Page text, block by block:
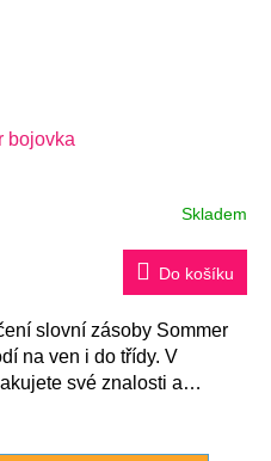
bojovka
Skladem
Do košíku
slovní zásoby Sommer
na ven i do třídy. V
své znalosti a